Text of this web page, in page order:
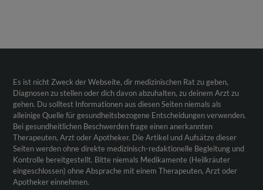
Es ist nicht Zweck der Webseite, dir medizinischen Rat zu geben,
Diagnosen zu stellen oder dich davon abzuhalten, zu deinem Arzt zu
gehen. Du solltest Informationen aus diesen Seiten niemals als
alleinige Quelle für gesundheitsbezogene Entscheidungen verwenden.
Bei gesundheitlichen Beschwerden frage einen anerkannten
Therapeuten, Arzt oder Apotheker. Die Artikel und Aufsätze dieser
Seiten werden ohne direkte medizinisch-redaktionelle Begleitung und
Kontrolle bereitgestellt. Bitte niemals Medikamente (Heilkräuter
eingeschlossen) ohne Absprache mit einem Therapeuten, Arzt oder
Apotheker einnehmen.